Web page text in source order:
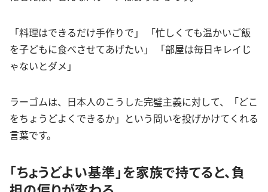
「料理はできるだけ手作りで」 「忙しくても温かいご飯
を子どもに食べさせてあげたい」 「部屋は毎日キレイじ
ゃないとダメ」
ラーゴムは、日本人のこうした完璧主義に対して、「どこ
をちょうどよくできるか」という問いを投げかけてくれる
言葉です。
「ちょうどよい基準」を家族で持てると、負